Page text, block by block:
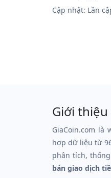
Cập nhật: Lần
Giới thiệu
GiaCoin.com
hợp dữ liệu từ
phân tích,
bán giao dịch